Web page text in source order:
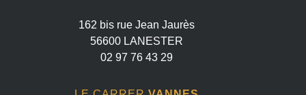
162 bis rue Jean Jaurès
56600 LANESTER
02 97 76 43 29